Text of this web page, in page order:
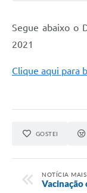
Segue abaixo o
2021
Clique aqui para
GOSTEI
NOTÍCIA MAIS